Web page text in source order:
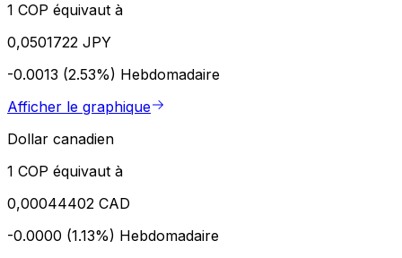
1 COP équivaut à
0,0501722 JPY
-0.0013 (2.53%) Hebdomadaire
Afficher le graphique
Dollar canadien
1 COP équivaut à
0,00044402 CAD
-0.0000 (1.13%) Hebdomadaire